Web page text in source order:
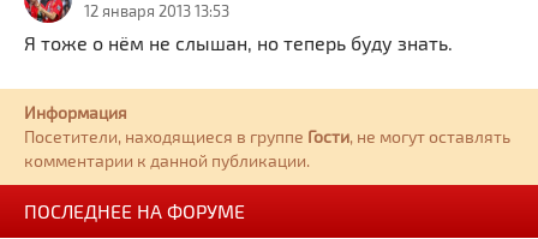
12 января 2013 13:53
Я тоже о нём не слышан, но теперь буду знать.
Информация
Посетители, находящиеся в группе Гости, не могут оставлять
комментарии к данной публикации.
ПОСЛЕДНЕЕ НА ФОРУМЕ